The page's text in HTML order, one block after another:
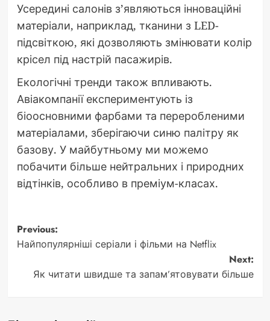
Усередині салонів з’являються інноваційні
матеріали, наприклад, тканини з LED-
підсвіткою, які дозволяють змінювати колір
крісел під настрій пасажирів.
Екологічні тренди також впливають.
Авіакомпанії експериментують із
біоосновними фарбами та переробленими
матеріалами, зберігаючи синю палітру як
базову. У майбутньому ми можемо
побачити більше нейтральних і природних
відтінків, особливо в преміум-класах.
Post
navigation
Previous:
Найпопулярніші серіали і фільми на Netflix
Next:
Як читати швидше та запам’ятовувати більше